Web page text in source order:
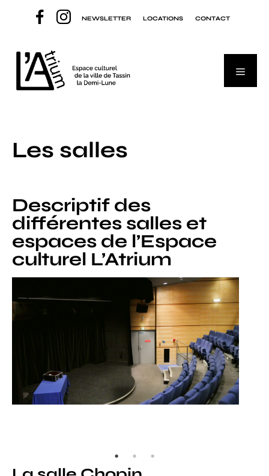
NEWSLETTER LOCATIONS CONTACT
Les salles
Descriptif des
différentes salles et
espaces de l’Espace
culturel L’Atrium